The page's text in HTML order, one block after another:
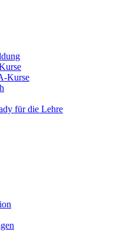
Kurse
für die Lehre